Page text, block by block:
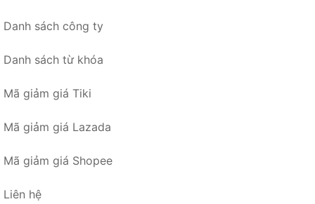
Danh sách công ty
Danh sách từ khóa
Mã giảm giá Tiki
Mã giảm giá Lazada
Mã giảm giá Shopee
Liên hệ